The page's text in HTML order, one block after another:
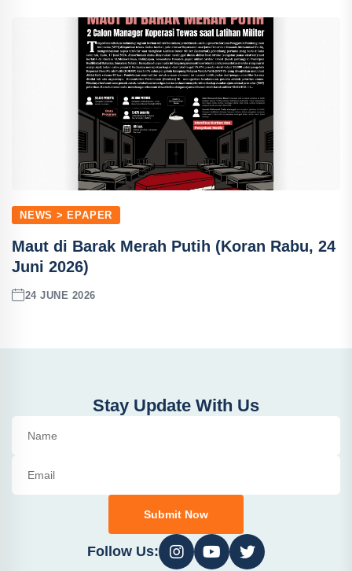
NEWS > EPAPER
Maut di Barak Merah Putih (Koran Rabu, 24
Juni 2026)
24 JUNE 2026
Stay Update With Us
Submit Now
Follow Us: